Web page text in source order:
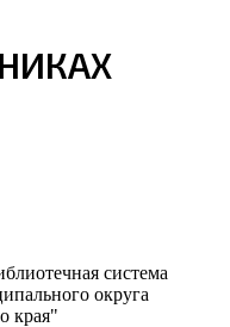
система
округа
края"